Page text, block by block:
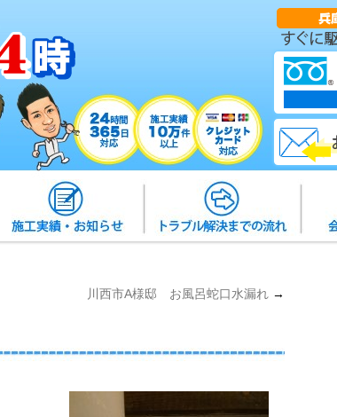
川西市A様邸 お風呂蛇口水漏れ →